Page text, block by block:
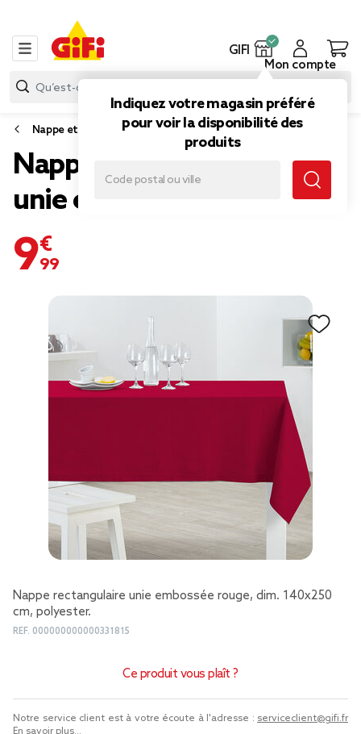
GIFI
Indiquez votre magasin préféré
pour voir la disponibilité des
produits
Mon compte
Nappe et serviette de table
Nappe rectangulaire rouge
unie embossée
9,99 €
Nappe rectangulaire unie embossée rouge, dim. 140x250
cm, polyester.
REF. 000000000000331815
Ce produit vous plaît ?
Notre service client est à votre écoute à l'adresse : serviceclient@gifi.fr
En savoir plus...